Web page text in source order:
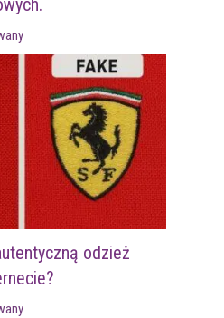
odzież